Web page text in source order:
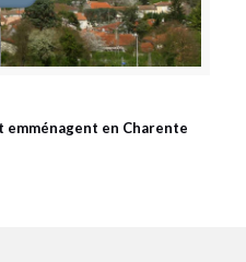
emménagent en Charente